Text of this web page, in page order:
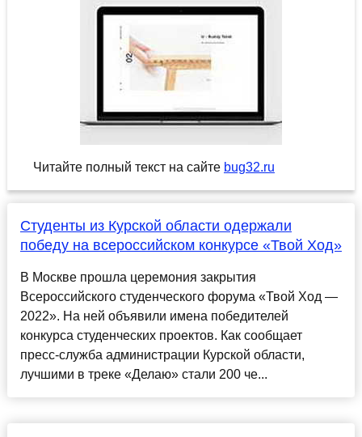
Читайте полный текст на сайте bug32.ru
Студенты из Курской области одержали
победу на всероссийском конкурсе «Твой Ход»
В Москве прошла церемония закрытия
Всероссийского студенческого форума «Твой Ход —
2022». На ней объявили имена победителей
конкурса студенческих проектов. Как сообщает
пресс-служба администрации Курской области,
лучшими в треке «Делаю» стали 200 че...